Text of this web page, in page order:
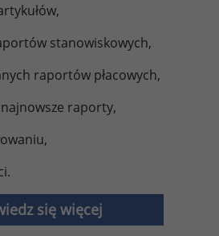
stanowiskowych,
raportów płacowych,
raporty,
się więcej